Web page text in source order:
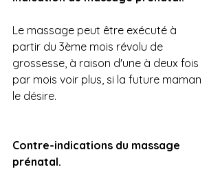
Le massage peut être exécuté à
partir du 3ème mois révolu de
grossesse, à raison d'une à deux fois
par mois voir plus, si la future maman
le désire.
Contre-indications du massage
prénatal.